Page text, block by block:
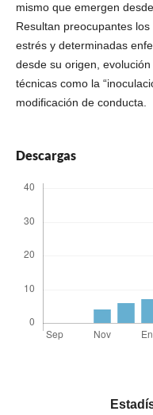
mismo que emergen
Resultan preocupantes
estrés y determinadas
desde su origen,
técnicas como la
modificación de conducta.
Descargas